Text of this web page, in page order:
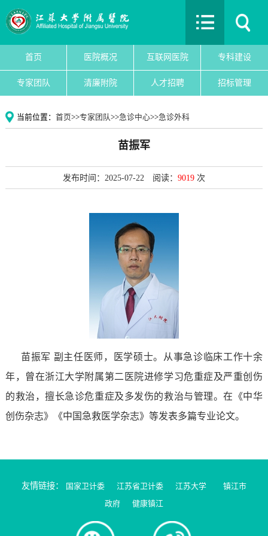
首页 医院概况 互联网医院 专科建设
专家团队 清廉附院 人才招聘 招标管理
当前位置： 首页>>专家团队>>急诊中心>>急诊外科
苗振军
发布时间：2025-07-22 阅读： 9019 次
苗振军 副主任医师，医学硕士。从事急诊临床工作十余
年，曾在浙江大学附属第二医院进修学习危重症及严重创伤
的救治，擅长急诊危重症及多发伤的救治与管理。在《中华
创伤杂志》《中国急救医学杂志》等发表多篇专业论文。
友情链接： 国家卫计委 江苏省卫计委 江苏大学
镇江市
政府
健康镇江
首页
互联网医院
专科建设
专家团队
党建文化
清廉附院
人才招聘